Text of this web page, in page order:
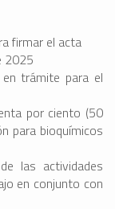
firmar el acta
2025
trámite para el
por ciento (50
para bioquímicos
las actividades
en conjunto con